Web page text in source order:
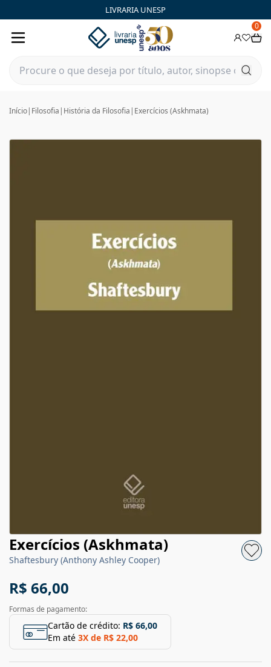
LIVRARIA UNESP
0
Início| Filosofia | História da Filosofia | Exercícios (Askhmata)
Exercícios (Askhmata)
Shaftesbury (Anthony Ashley Cooper)
R$ 66,00
Formas de pagamento:
Cartão de crédito: R$ 66,00
Em até 3X de R$ 22,00